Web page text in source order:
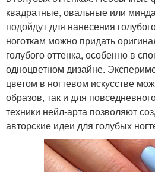
квадратные, овальные или
подойдут для нанесения
ноготкам можно придать
голубого оттенка, особенно в
одноцветном дизайне.
цветом в ногтевом искусстве
образов, так и для
техники нейл-арта позволяют
авторские идеи для голубых